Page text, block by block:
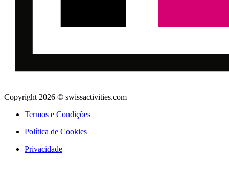
Copyright 2026 © swissactivities.com
Termos e Condições
Política de Cookies
Privacidade